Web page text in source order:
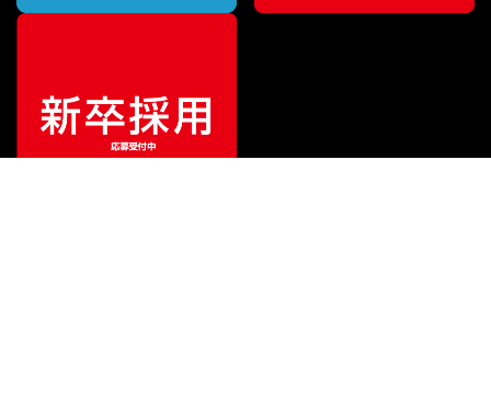
販売価格¥1,980（税込）